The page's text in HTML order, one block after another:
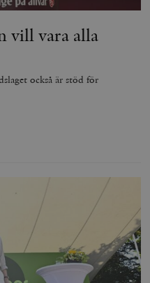
vill vara alla
också är stöd för